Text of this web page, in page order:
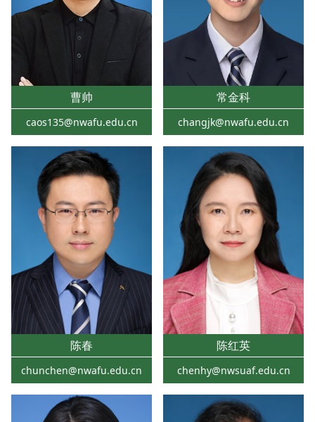
曹帅
caos135@nwafu.edu.cn
常金科
changjk@nwafu.edu.cn
陈春
chunchen@nwafu.edu.cn
陈红英
chenhy@nwsuaf.edu.cn